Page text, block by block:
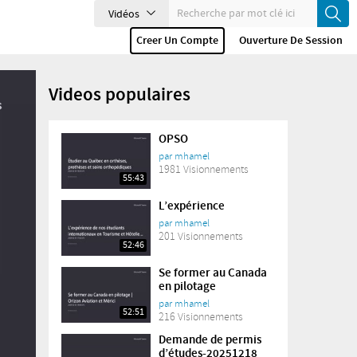
Vidéos
Creer Un Compte
Ouverture De Session
Videos populaires
55:43
OPSO
parmhamel
1981 Visionnements
52:46
L’expérience
parmhamel
201 Visionnements
52:51
Se former au Canada
en pilotage
parmhamel
216 Visionnements
Demande de permis
d’études-20251218